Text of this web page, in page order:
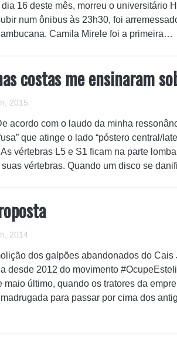
16 deste mês, morreu o universitário
num ônibus às 23h30, foi
Camila Mirele foi a primeira…
costas me ensinaram
2015
acordo com o laudo da minha
que atinge o lado “póstero central/
vértebras L5 e S1 ficam na parte
vértebras. Quando um disco se
2014
dos galpões abandonados do Cais
desde 2012 do movimento
maio último, quando os tratores da
para passar por cima dos